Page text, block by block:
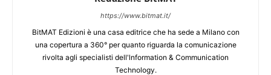
https://www.bitmat.it/
BitMAT Edizioni è una casa editrice che ha sede a Milano con
una copertura a 360° per quanto riguarda la comunicazione
rivolta agli specialisti dell'lnformation & Communication
Technology.